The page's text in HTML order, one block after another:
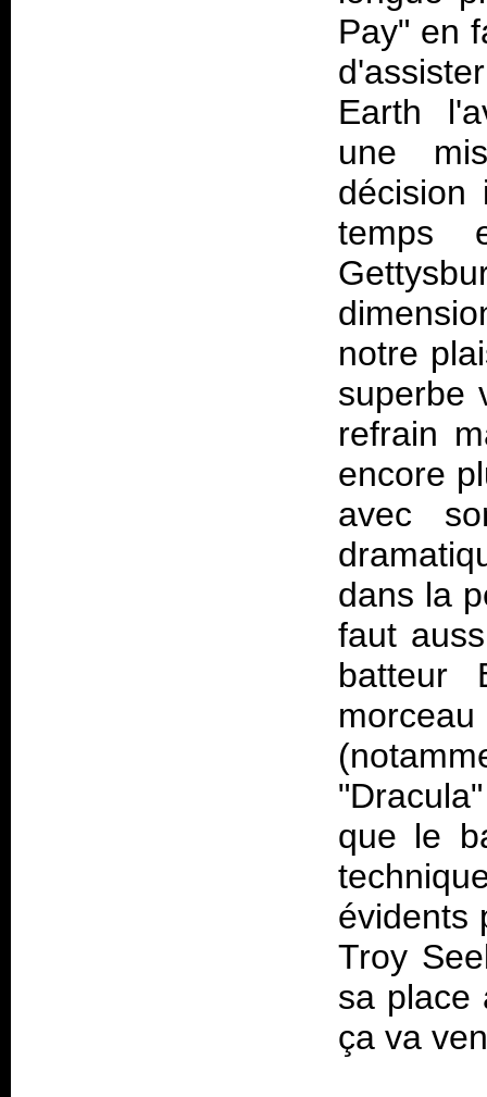
Pay" en
Earth
une
décision
temps
notre
superbe
refrain
encore
avec
dans la
faut
batteur
que le
évidents
Troy
sa place
ça va